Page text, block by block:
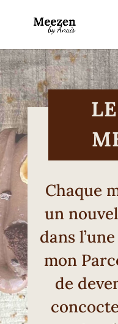
Chaque
un
dans
mon
de